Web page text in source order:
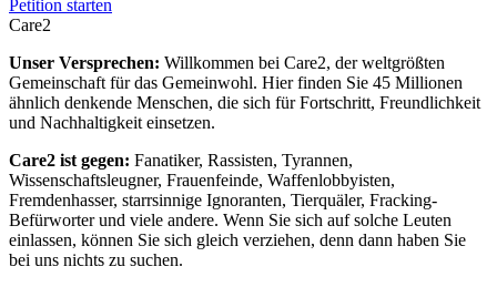
Petition starten
Care2
Unser Versprechen: Willkommen bei Care2, der weltgrößten
Gemeinschaft für das Gemeinwohl. Hier finden Sie 45 Millionen
ähnlich denkende Menschen, die sich für Fortschritt, Freundlichkeit
und Nachhaltigkeit einsetzen.
Care2 ist gegen: Fanatiker, Rassisten, Tyrannen,
Wissenschaftsleugner, Frauenfeinde, Waffenlobbyisten,
Fremdenhasser, starrsinnige Ignoranten, Tierquäler, Fracking-
Befürworter und viele andere. Wenn Sie sich auf solche Leuten
einlassen, können Sie sich gleich verziehen, denn dann haben Sie
bei uns nichts zu suchen.